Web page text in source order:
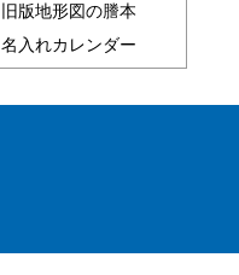
旧版地形図の謄本
名入れカレンダー